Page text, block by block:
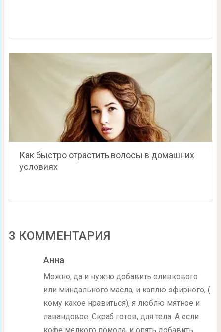
Как быстро отрастить волосы в домашних
условиях
3 КОММЕНТАРИЯ
Анна
Можно, да и нужно добавить оливкового
или миндального масла, и каплю эфирного, (
кому какое нравиться), я люблю мятное и
лавандовое. Скраб готов, для тела. А если
кофе мелкого помола, и опять добавить